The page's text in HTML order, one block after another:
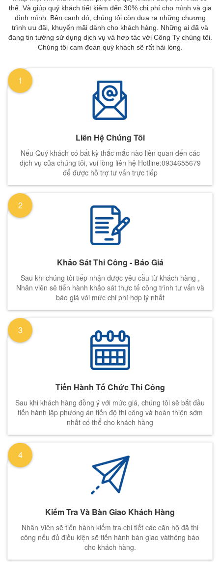
thể. Và giúp quý khách tiết kiệm đến 30% chi phí cho mình và gia
đình mình. Bên canh đó, chúng tôi còn đưa ra những chương
trình ưu đãi, khuyến mãi dành cho khách hàng. Những ai đã và
đang tin tưởng sử dụng dịch vụ và hơp tác với Công Ty chúng tôi.
Chúng tôi cam đoan quý khách sẽ rất hài lòng.
Liên Hệ Chúng Tôi
Nếu Quý khách có bất kỳ thắc mắc nào liên quan đến các
dịch vụ của chúng tôi, vui lòng liên hệ Hotline:0934655679
để được hỗ trợ tư vấn trực tiếp
1
Khảo Sát Thi Công - Báo Giá
Sau khi chúng tôi tiếp nhận được yêu cầu từ khách hàng ,
Nhân viên sẽ tiến hành khảo sát thực tế công trình tư vấn và
báo giá với mức chi phí hợp lý nhất
2
Tiến Hành Tổ Chức Thi Công
Sau khi khách hàng đồng ý với mức giá, chúng tôi sẽ bắt đầu
tiến hành lập phương án tiến độ thi công và hoàn thiện sớm
nhất có thể cho khách hàng
3
Kiểm Tra Và Bàn Giao Khách Hàng
Nhân Viên sẽ tiến hành kiểm tra chi tiết các căn hộ đã thi
công nếu đủ điều kiện sẽ tiến hành bàn giao vàthông báo
cho khách hàng.
4